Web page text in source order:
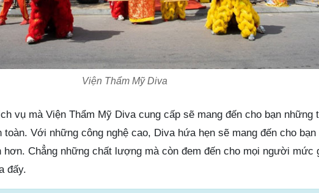
Viện Thẩm Mỹ Diva
vụ mà Viện Thẩm Mỹ Diva cung cấp sẽ mang đến cho bạn những
toàn. Với những công nghệ cao, Diva hứa hẹn sẽ mang đến cho bạn
hơn. Chẳng những chất lượng mà còn đem đến cho mọi người mức
đấy.